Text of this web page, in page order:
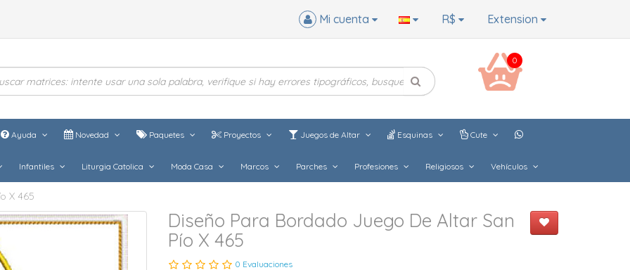
Extension
R$
Mi cuenta
0
Ayuda Novedad Paquetes Proyectos Juegos de Altar Esquinas Cute
Infantiles Liturgia Catolica Moda Casa Marcos Parches Profesiones Religiosos Vehículos
X 465
Diseño Para Bordado Juego De Altar San
Pío X 465
0 Evaluaciones